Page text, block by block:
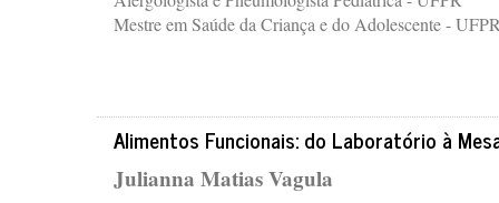
Mestre em Saúde da Criança e do Adolescente - UFPR
Alimentos Funcionais: do Laboratório à
Julianna Matias Vagula